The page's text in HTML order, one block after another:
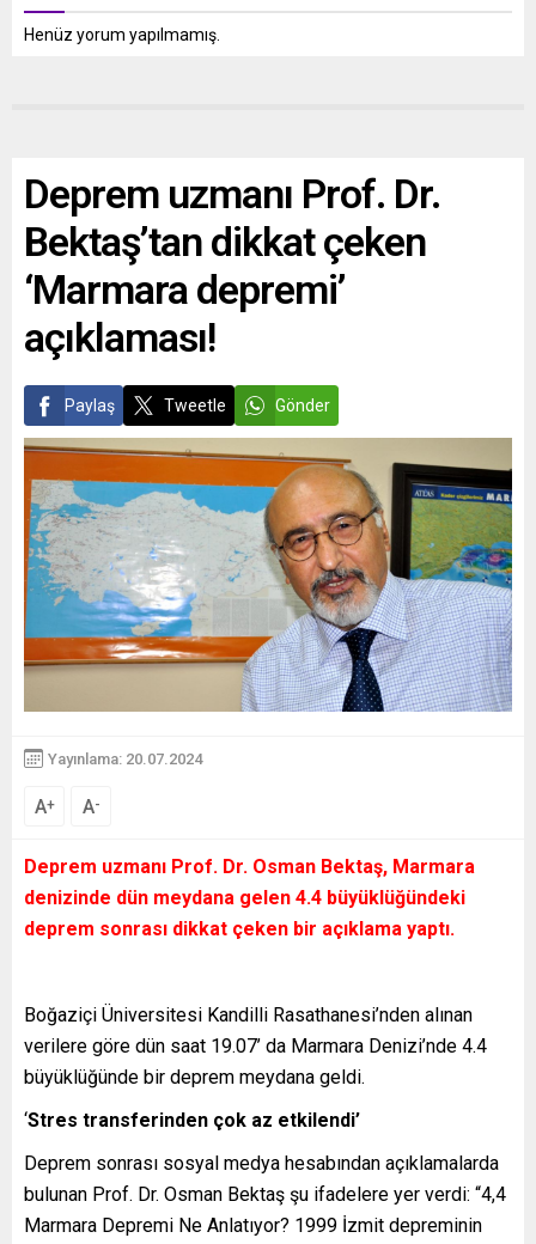
Henüz yorum yapılmamış.
Deprem uzmanı Prof. Dr.
Bektaş’tan dikkat çeken
‘Marmara depremi’
açıklaması!
Paylaş Tweetle Gönder
Yayınlama: 20.07.2024
A+ A-
Deprem uzmanı Prof. Dr. Osman Bektaş, Marmara
denizinde dün meydana gelen 4.4 büyüklüğündeki
deprem sonrası dikkat çeken bir açıklama yaptı.
Boğaziçi Üniversitesi Kandilli Rasathanesi’nden alınan
verilere göre dün saat 19.07’ da Marmara Denizi’nde 4.4
büyüklüğünde bir deprem meydana geldi.
‘Stres transferinden çok az etkilendi’
Deprem sonrası sosyal medya hesabından açıklamalarda
bulunan Prof. Dr. Osman Bektaş şu ifadelere yer verdi: “4,4
Marmara Depremi Ne Anlatıyor? 1999 İzmit depreminin